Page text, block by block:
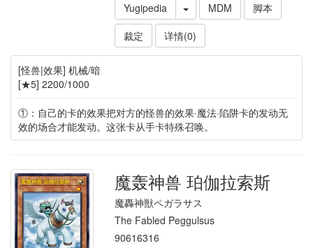
Yugipedia
MDM
脚本
裁定
详情(0)
[怪兽|效果] 机械/暗
[★5] 2200/1000
①：自己的卡的效果把对方的怪兽的效果·魔法·陷阱卡的发动无
效的场合才能发动。这张卡从手卡特殊召唤。
魔轰神兽 珀伽拉索斯
魔轟神獣ペガラサス
The Fabled Peggulsus
90616316